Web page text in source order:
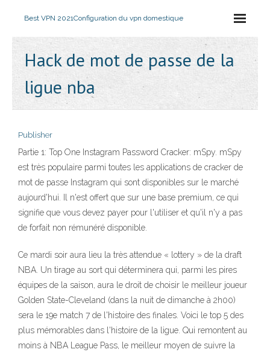
Best VPN 2021Configuration du vpn domestique
Hack de mot de passe de la
ligue nba
Publisher
Partie 1: Top One Instagram Password Cracker: mSpy. mSpy
est très populaire parmi toutes les applications de cracker de
mot de passe Instagram qui sont disponibles sur le marché
aujourd'hui. Il n'est offert que sur une base premium, ce qui
signifie que vous devez payer pour l'utiliser et qu'il n'y a pas
de forfait non rémunéré disponible.
Ce mardi soir aura lieu la très attendue « lottery » de la draft
NBA. Un tirage au sort qui déterminera qui, parmi les pires
équipes de la saison, aura le droit de choisir le meilleur joueur
Golden State-Cleveland (dans la nuit de dimanche à 2h00)
sera le 19e match 7 de l'histoire des finales. Voici le top 5 des
plus mémorables dans l'histoire de la ligue. Qui remontent au
moins à NBA League Pass, le meilleur moyen de suivre la